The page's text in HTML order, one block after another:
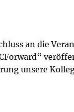
an die
unsere